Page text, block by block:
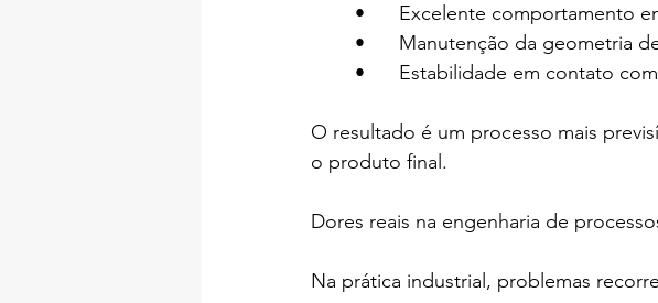
•	Excelente comportamento
•	Manutenção da geometria
•	Estabilidade em contato
O resultado é um processo mais
o produto final.
Dores reais na engenharia de
Na prática industrial, problemas